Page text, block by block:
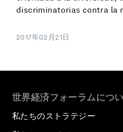
discriminatorias contra la
2017年02月21日
世界経済フォーラムにつ
私たちのストラテジー